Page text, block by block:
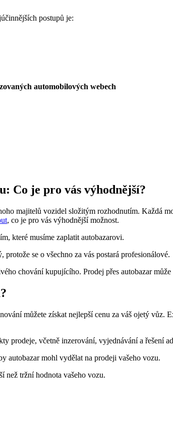
postupů je:
automobilových webech
Co je pro vás výhodnější?
majitelů vozidel složitým rozhodnutím. Každá
, co je pro vás výhodnější možnost.
které musíme zaplatit autobazarovi.
se o všechno za vás postará profesionálové.
chování kupujícího. Prodej přes autobazar
můžete získat nejlepší cenu za váš ojetý vůz.
prodeje, včetně inzerování, vyjednávání a řešení
autobazar mohl vydělat na prodeji vašeho vozu.
než tržní hodnota vašeho vozu.